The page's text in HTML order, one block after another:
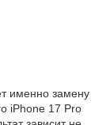
именно замену
iPhone 17 Pro